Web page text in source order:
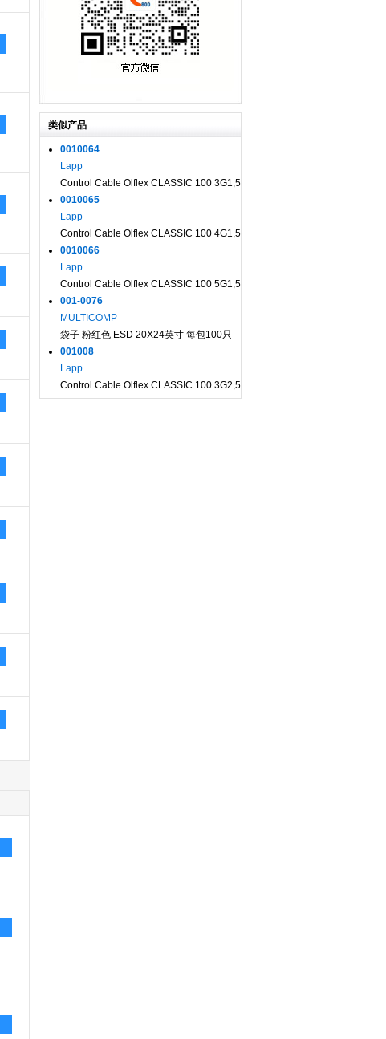
类似产品
0010064
Lapp
Control Cable Olflex CLASSIC 100 3G1,5
0010065
Lapp
Control Cable Olflex CLASSIC 100 4G1,5
0010066
Lapp
Control Cable Olflex CLASSIC 100 5G1,5
001-0076
MULTICOMP
袋子 粉红色 ESD 20X24英寸 每包100只
001008
Lapp
Control Cable Olflex CLASSIC 100 3G2,5